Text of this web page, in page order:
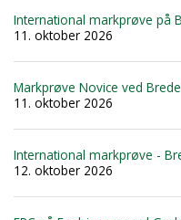
International markprøve på
11. oktober 2026
Markprøve Novice ved
11. oktober 2026
International markprøve -
12. oktober 2026